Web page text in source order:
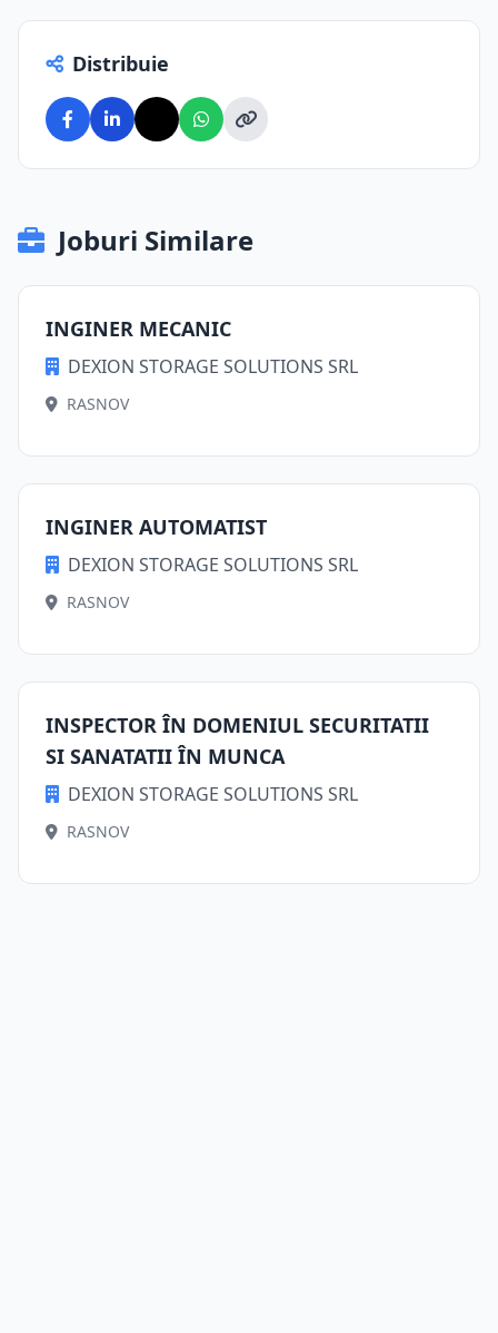
Distribuie
Joburi Similare
INGINER MECANIC
DEXION STORAGE SOLUTIONS SRL
RASNOV
INGINER AUTOMATIST
DEXION STORAGE SOLUTIONS SRL
RASNOV
INSPECTOR ÎN DOMENIUL SECURITATII
SI SANATATII ÎN MUNCA
DEXION STORAGE SOLUTIONS SRL
RASNOV